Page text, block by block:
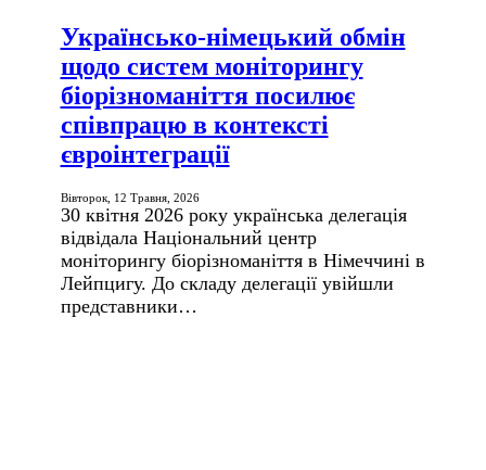
Українсько-німецький обмін
щодо систем моніторингу
біорізноманіття посилює
співпрацю в контексті
євроінтеграції
Вівторок, 12 Травня, 2026
30 квітня 2026 року українська делегація
відвідала Національний центр
моніторингу біорізноманіття в Німеччині в
Лейпцигу. До складу делегації увійшли
представники…